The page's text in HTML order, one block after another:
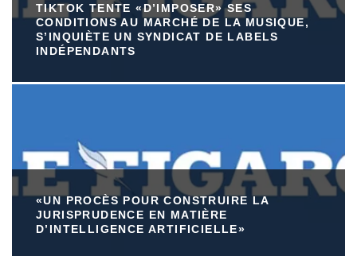
TIKTOK TENTE «D’IMPOSER» SES
CONDITIONS AU MARCHÉ DE LA MUSIQUE,
S’INQUIÈTE UN SYNDICAT DE LABELS
INDÉPENDANTS
«UN PROCÈS POUR CONSTRUIRE LA
JURISPRUDENCE EN MATIÈRE
D’INTELLIGENCE ARTIFICIELLE»